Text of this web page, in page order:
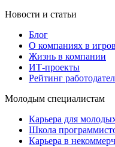
Новости и статьи
Блог
О компаниях в
Жизнь в компании
ИТ-проекты
Рейтинг
Молодым специалистам
Карьера для
Школа
Карьера в